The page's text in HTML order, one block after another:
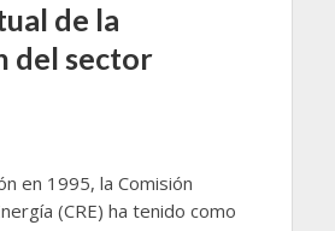
de la
del sector
en 1995, la Comisión
(CRE) ha tenido como